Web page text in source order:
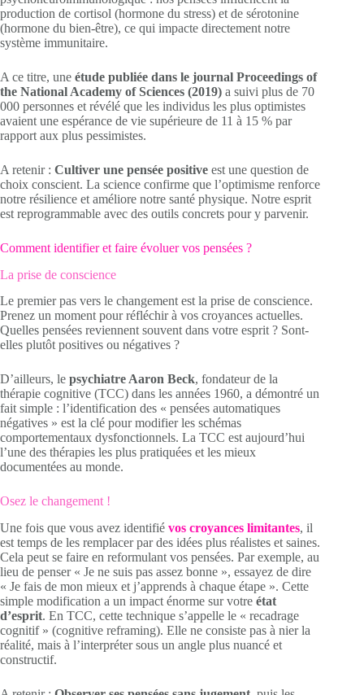
production de cortisol (hormone du stress) et de sérotonine
(hormone du bien-être), ce qui impacte directement notre
système immunitaire.
A ce titre, une étude publiée dans le journal Proceedings of
the National Academy of Sciences (2019) a suivi plus de 70
000 personnes et révélé que les individus les plus optimistes
avaient une espérance de vie supérieure de 11 à 15 % par
rapport aux plus pessimistes.
A retenir : Cultiver une pensée positive est une question de
choix conscient. La science confirme que l’optimisme renforce
notre résilience et améliore notre santé physique. Notre esprit
est reprogrammable avec des outils concrets pour y parvenir.
Comment identifier et faire évoluer vos pensées ?
La prise de conscience
Le premier pas vers le changement est la prise de conscience.
Prenez un moment pour réfléchir à vos croyances actuelles.
Quelles pensées reviennent souvent dans votre esprit ? Sont-
elles plutôt positives ou négatives ?
D’ailleurs, le psychiatre Aaron Beck, fondateur de la
thérapie cognitive (TCC) dans les années 1960, a démontré un
fait simple : l’identification des « pensées automatiques
négatives » est la clé pour modifier les schémas
comportementaux dysfonctionnels. La TCC est aujourd’hui
l’une des thérapies les plus pratiquées et les mieux
documentées au monde.
Osez le changement !
Une fois que vous avez identifié vos croyances limitantes, il
est temps de les remplacer par des idées plus réalistes et saines.
Cela peut se faire en reformulant vos pensées. Par exemple, au
lieu de penser « Je ne suis pas assez bonne », essayez de dire
« Je fais de mon mieux et j’apprends à chaque étape ». Cette
simple modification a un impact énorme sur votre état
d’esprit. En TCC, cette technique s’appelle le « recadrage
cognitif » (cognitive reframing). Elle ne consiste pas à nier la
réalité, mais à l’interpréter sous un angle plus nuancé et
constructif.